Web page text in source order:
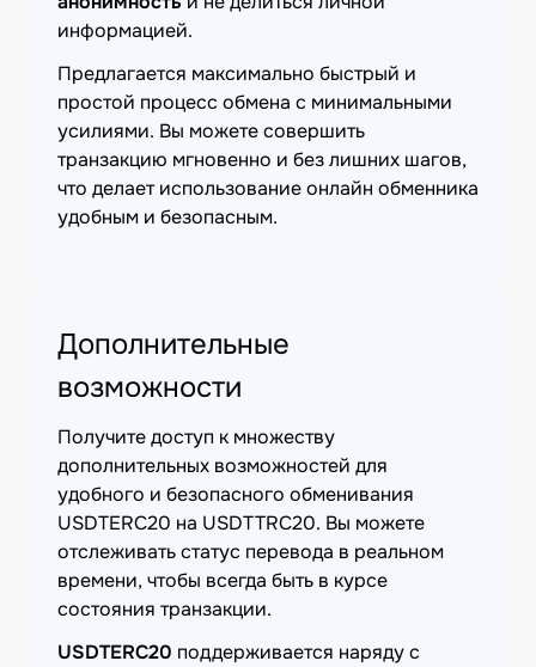
информацией.
Предлагается максимально быстрый и
простой процесс обмена с минимальными
усилиями. Вы можете совершить
транзакцию мгновенно и без лишних шагов,
что делает использование онлайн обменника
удобным и безопасным.
Дополнительные
возможности
Получите доступ к множеству
дополнительных возможностей для
удобного и безопасного обменивания
USDTERC20 на USDTTRC20. Вы можете
отслеживать статус перевода в реальном
времени, чтобы всегда быть в курсе
состояния транзакции.
USDTERC20 поддерживается наряду с